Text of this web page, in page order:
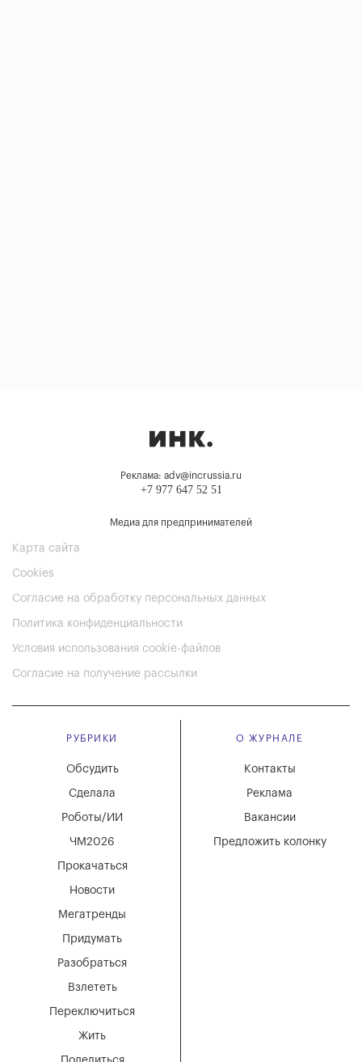
Реклама: adv@incrussia.ru
+7 977 647 52 51
Медиа для предпринимателей
Карта сайта
Cookies
Согласие на обработку персональных данных
Политика конфиденциальности
Условия использования cookie-файлов
Согласие на получение рассылки
РУБРИКИ
Мегатренды
Придумать
Разобраться
Взлететь
Новости
Переключиться
Жить
Обсудить
Сделала
Роботы/ИИ
ЧМ2026
Прокачаться
О ЖУРНАЛЕ
Вакансии
Реклама
Контакты
Предложить колонку